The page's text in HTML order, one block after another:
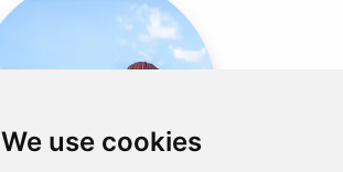
We use cookies
ÉTHIOPIE